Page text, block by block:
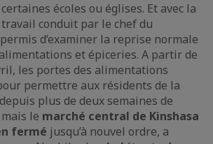
écoles ou églises. Et avec la
travail conduit par le chef du
d’examiner la reprise normale
et épiceries. A partir de
les portes des alimentations
permettre aux résidents de la
plus de deux semaines de
le marché central de Kinshasa
fermé jusqu’à nouvel ordre, a